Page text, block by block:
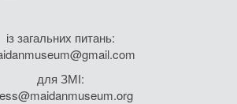
із загальних питань:
для ЗМІ: